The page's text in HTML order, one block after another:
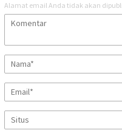
Alamat email Anda tidak akan